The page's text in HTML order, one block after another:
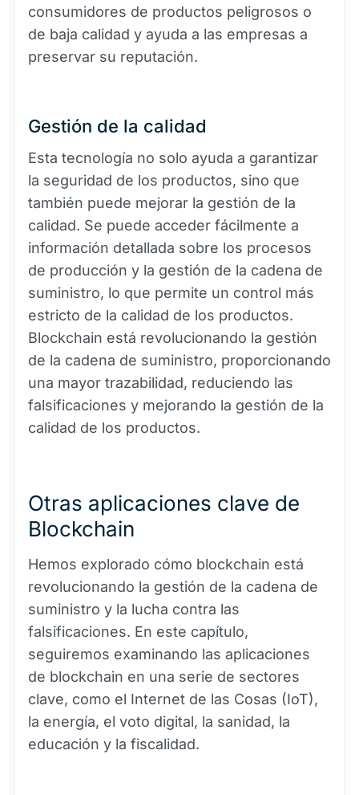
consumidores de productos peligrosos o
de baja calidad y ayuda a las empresas a
preservar su reputación.
Gestión de la calidad
Esta tecnología no solo ayuda a garantizar
la seguridad de los productos, sino que
también puede mejorar la gestión de la
calidad. Se puede acceder fácilmente a
información detallada sobre los procesos
de producción y la gestión de la cadena de
suministro, lo que permite un control más
estricto de la calidad de los productos.
Blockchain está revolucionando la gestión
de la cadena de suministro, proporcionando
una mayor trazabilidad, reduciendo las
falsificaciones y mejorando la gestión de la
calidad de los productos.
Otras aplicaciones clave de
Blockchain
Hemos explorado cómo blockchain está
revolucionando la gestión de la cadena de
suministro y la lucha contra las
falsificaciones. En este capítulo,
seguiremos examinando las aplicaciones
de blockchain en una serie de sectores
clave, como el Internet de las Cosas (IoT),
la energía, el voto digital, la sanidad, la
educación y la fiscalidad.